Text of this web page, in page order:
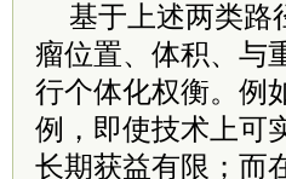
基于上述两类路
瘤位置、体积、与
行个体化权衡。例
例，即使技术上可
长期获益有限；而